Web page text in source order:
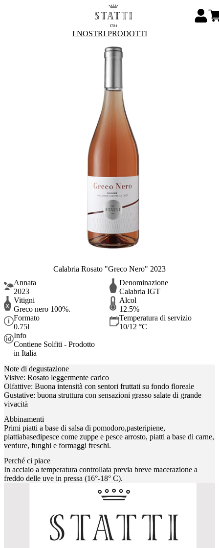
I NOSTRI PRODOTTI
Calabria Rosato "Greco Nero" 2023
Annata
2023
Denominazione
Calabria IGT
Vitigni
Greco nero 100%.
Alcol
12.5%
Formato
0.75l
Temperatura di servizio
10/12 °C
Info
Contiene Solfiti - Prodotto
in Italia
Note di degustazione
Visive: Rosato leggermente carico
Olfattive: Buona intensità con sentori fruttati su fondo floreale
Gustative: buona struttura con sensazioni grasso salate di grande
vivacità
Abbinamenti
Primi piatti a base di salsa di pomodoro,pasteripiene,
piattiabasedipesce come zuppe e pesce arrosto, piatti a base di carne,
verdure, funghi e formaggi freschi.
Perché ci piace
In acciaio a temperatura controllata previa breve macerazione a
freddo delle uve in pressa (16°-18° C).